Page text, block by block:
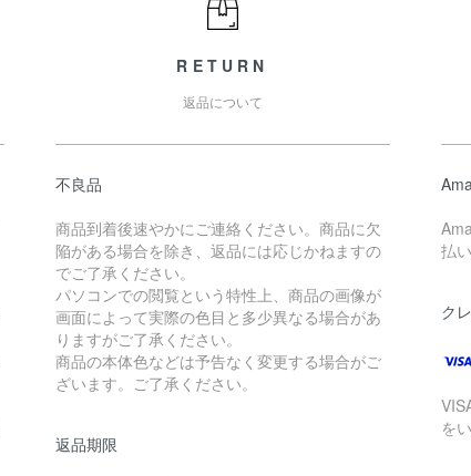
RETURN
返品について
不良品
商品到着後速やかにご連絡ください。商品に欠
陥がある場合を除き、返品には応じかねますの
でご了承ください。
パソコンでの閲覧という特性上、商品の画像が
画面によって実際の色目と多少異なる場合があ
りますがご了承ください。
商品の本体色などは予告なく変更する場合がご
ざいます。ご了承ください。
返品期限
払
ク
を